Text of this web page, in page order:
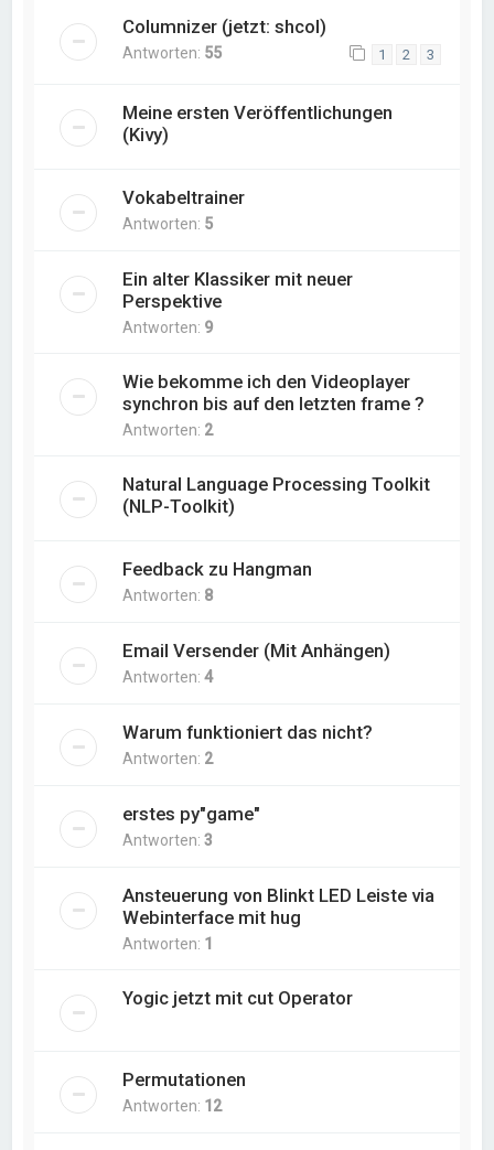
Columnizer (jetzt: shcol)
Antworten: 55 1 2 3
Meine ersten Veröffentlichungen
(Kivy)
Vokabeltrainer
Antworten: 5
Ein alter Klassiker mit neuer
Perspektive
Antworten: 9
Wie bekomme ich den Videoplayer
synchron bis auf den letzten frame ?
Antworten: 2
Natural Language Processing Toolkit
(NLP-Toolkit)
Feedback zu Hangman
Antworten: 8
Email Versender (Mit Anhängen)
Antworten:4
Warum funktioniert das nicht?
Antworten: 2
erstes py"game"
Antworten:3
Ansteuerung von Blinkt LED Leiste via
Webinterface mit hug
Antworten: 1
Yogic jetzt mit cut Operator
Permutationen
Antworten: 12